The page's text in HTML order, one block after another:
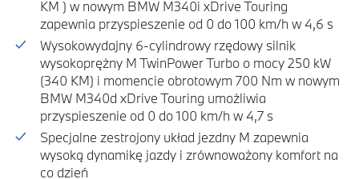
KM ) w nowym BMW M340i xDrive Touring
zapewnia przyspieszenie od 0 do 100 km/h w 4,6 s
Wysokowydajny 6-cylindrowy rzędowy silnik
wysokoprężny M TwinPower Turbo o mocy 250 kW
(340 KM) i momencie obrotowym 700 Nm w nowym
BMW M340d xDrive Touring umożliwia
przyspieszenie od 0 do 100 km/h w 4,7 s
Specjalne zestrojony układ jezdny M zapewnia
wysoką dynamikę jazdy i zrównoważony komfort na
co dzień